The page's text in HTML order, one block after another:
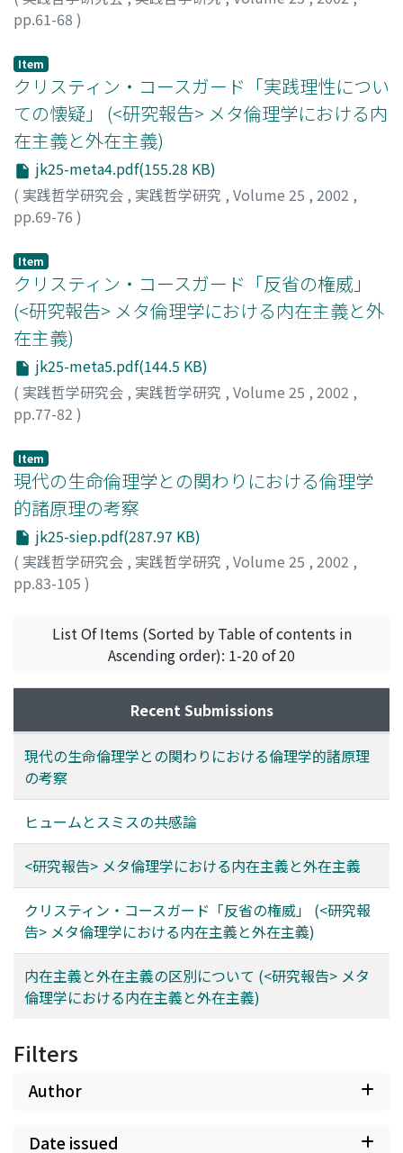
pp.61-68 )
Item
クリスティン・コースガード「実践理性につい
ての懐疑」 (<研究報告> メタ倫理学における内
在主義と外在主義)
jk25-meta4.pdf(155.28 KB)
( 実践哲学研究会 , 実践哲学研究 , Volume 25 , 2002 ,
pp.69-76 )
Item
クリスティン・コースガード「反省の権威」
(<研究報告> メタ倫理学における内在主義と外
在主義)
jk25-meta5.pdf(144.5 KB)
( 実践哲学研究会 , 実践哲学研究 , Volume 25 , 2002 ,
pp.77-82 )
Item
現代の生命倫理学との関わりにおける倫理学
的諸原理の考察
jk25-siep.pdf(287.97 KB)
( 実践哲学研究会 , 実践哲学研究 , Volume 25 , 2002 ,
pp.83-105 )
Satoshi;80372366; コダマ, サトシ
List Of Items (Sorted by Table of contents in
Ascending order): 1-20 of 20
Recent Submissions
現代の生命倫理学との関わりにおける倫理学的諸原理
の考察
ヒュームとスミスの共感論
<研究報告> メタ倫理学における内在主義と外在主義
クリスティン・コースガード「反省の権威」 (<研究報
告> メタ倫理学における内在主義と外在主義)
内在主義と外在主義の区別について (<研究報告> メタ
倫理学における内在主義と外在主義)
Filters
Author
Date issued